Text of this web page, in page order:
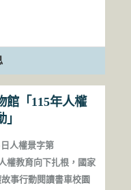
館「115年人權
人權景字第
權教育向下扎根，國家
事行動閱讀書車校園